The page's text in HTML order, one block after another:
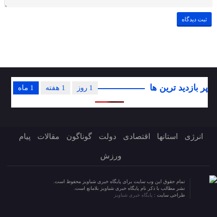
پر بازدید ترین ها 1 ماه 1 هفته 1 روز
انرژی استانها اقتصادی دولت گوناگون مقالات پیام
ورزش
تمام حقوق این وب سایت برای پایگاه خبری شباویز محفوظ است.
نشر مطالب با ذکر نام پایگاه خبری شباویز بلامانع است.
طراحی سایت : پایگاه خبری شباویز